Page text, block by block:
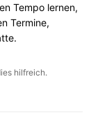
Tempo lernen,
Termine,
hilfreich.